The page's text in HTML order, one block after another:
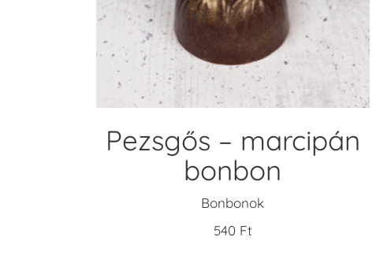
KOSÁRBA TESZEM
Pezsgős – marcipán
bonbon
Bonbonok
540 Ft